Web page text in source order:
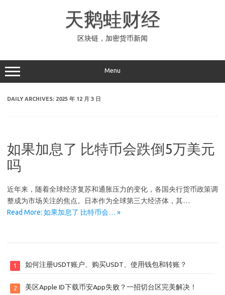
天鹅蛙财经
区块链，加密货币新闻
Menu
DAILY ARCHIVES: 2025 年 12 月 3 日
如果加息了 比特币会跌倒5万美元
吗
近年来，随着全球经济复苏和通胀压力的变化，各国央行货币政策调
整成为市场关注的焦点。日本作为全球第三大经济体，其…
Read More: 如果加息了 比特币会… »
1 如何注册USDT账户、购买USDT、使用钱包和转账？
2 美区Apple ID下载币安App失败？一招切台区完美解决！